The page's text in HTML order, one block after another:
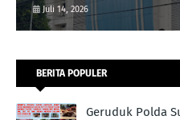
Proyek Revitalisasi
Meubelair dan Inisial DR
Juli 14, 2026
BERITA POPULER
Geruduk Polda